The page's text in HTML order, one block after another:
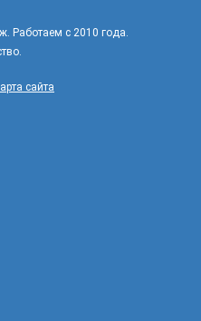
поломку
мгновенно поправить
Работаем с 2010 года.
сайта